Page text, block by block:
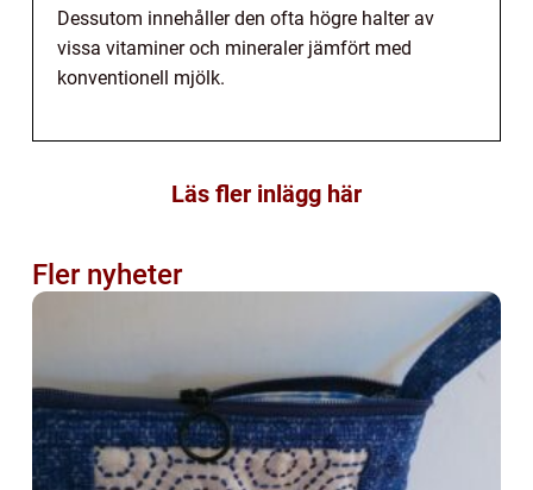
Dessutom innehåller den ofta högre halter av
vissa vitaminer och mineraler jämfört med
konventionell mjölk.
Läs fler inlägg här
Fler nyheter